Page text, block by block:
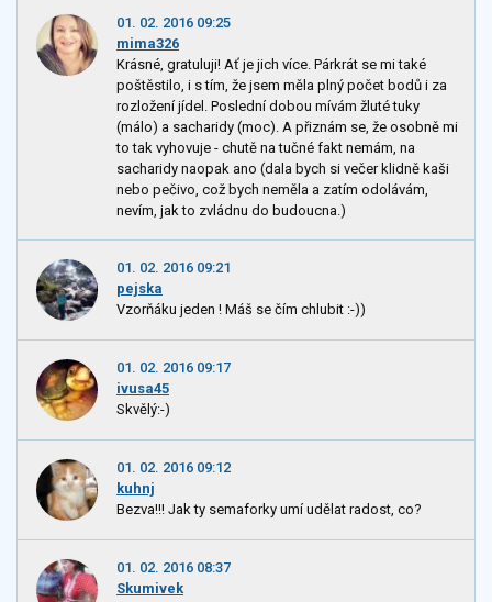
01. 02. 2016 09:25
mima326
Krásné, gratuluji! Ať je jich více. Párkrát se mi také
poštěstilo, i s tím, že jsem měla plný počet bodů i za
rozložení jídel. Poslední dobou mívám žluté tuky
(málo) a sacharidy (moc). A přiznám se, že osobně mi
to tak vyhovuje - chutě na tučné fakt nemám, na
sacharidy naopak ano (dala bych si večer klidně kaši
nebo pečivo, což bych neměla a zatím odolávám,
nevím, jak to zvládnu do budoucna.)
01. 02. 2016 09:21
pejska
Vzorňáku jeden ! Máš se čím chlubit :-))
01. 02. 2016 09:17
ivusa45
Skvělý:-)
01. 02. 2016 09:12
kuhnj
Bezva!!! Jak ty semaforky umí udělat radost, co?
01. 02. 2016 08:37
Skumivek